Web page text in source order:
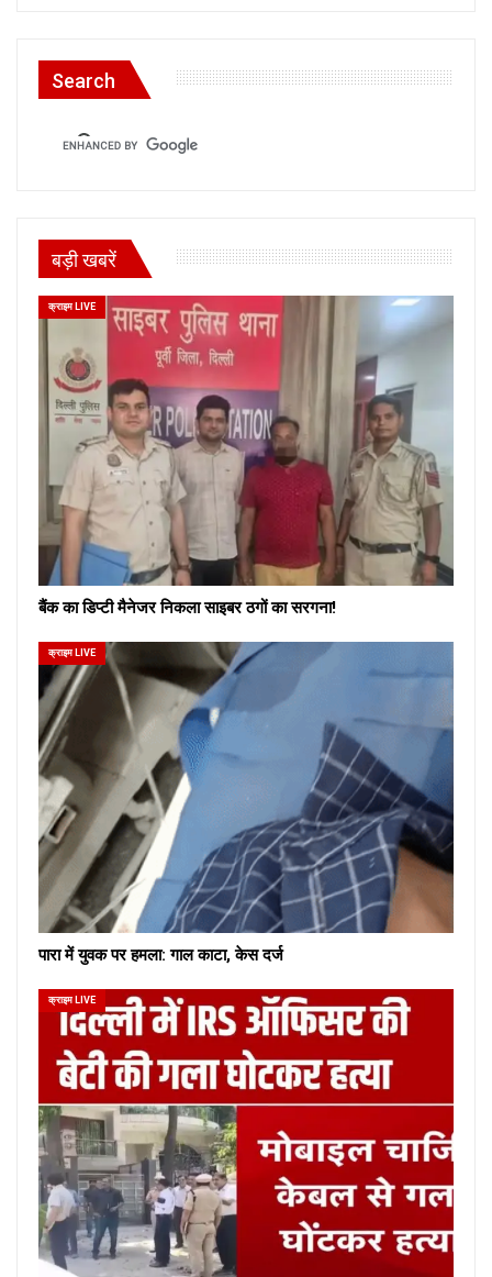
Search
बड़ी खबरें
क्राइम LIVE
बैंक का डिप्टी मैनेजर निकला साइबर ठगों का सरगना!
क्राइम LIVE
पारा में युवक पर हमला: गाल काटा, केस दर्ज
क्राइम LIVE